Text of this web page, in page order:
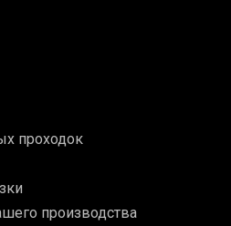
проходок
производства